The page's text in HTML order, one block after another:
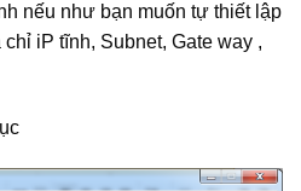
nếu như bạn muốn tự thiết lập
iP tĩnh, Subnet, Gate way ,